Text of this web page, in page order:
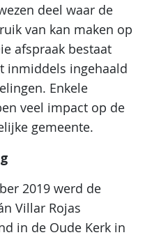
deel waar de
van kan maken op
afspraak bestaat
inmiddels ingehaald
Enkele
veel impact op de
gemeente.
2019 werd de
Villar Rojas
in de Oude Kerk in